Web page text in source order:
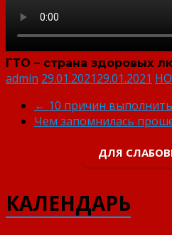
ГТО – страна здоровых
admin 29.01.202129.01.2021
← 10 причин
Чем запомнилась
ДЛЯ
КАЛЕНДАРЬ